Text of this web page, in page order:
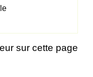
sur cette page